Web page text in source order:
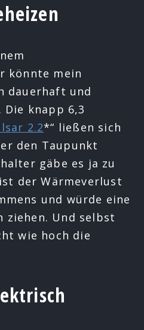
könnte mein
dauerhaft und
Die knapp 6,3
2.2*“ ließen sich
den Taupunkt
gäbe es ja zu
der Wärmeverlust
und würde eine
ziehen. Und selbst
wie hoch die